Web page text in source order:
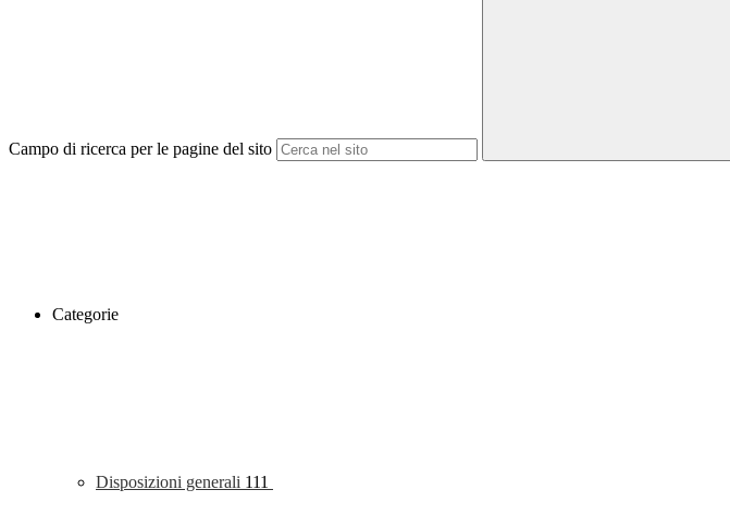
Campo di ricerca per le pagine del sito
Categorie
Disposizioni generali 111